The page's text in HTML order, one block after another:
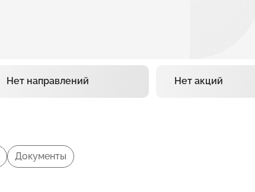
Нет направлений Нет акций
Документы